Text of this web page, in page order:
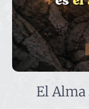
El Alma